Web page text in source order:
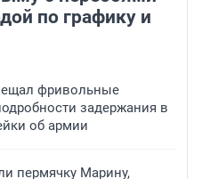
по графику и
фривольные
задержания в
об армии
пермячку Марину,